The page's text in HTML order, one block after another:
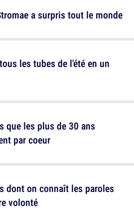
a surpris tout le monde
que les plus de 30 ans
par coeur
dont on connaît les paroles
volonté